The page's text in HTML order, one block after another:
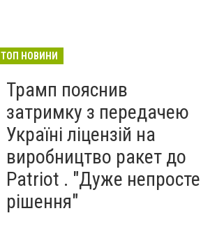
ТОП НОВИНИ
Трамп пояснив
затримку з передачею
Україні ліцензій на
виробництво ракет до
Patriot . "Дуже непросте
рішення"